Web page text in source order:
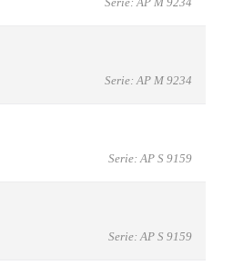
Serie: AP M 9234
Serie: AP S 9159
Serie: AP S 9159